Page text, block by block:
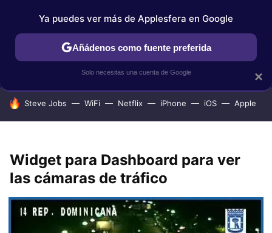
IPHONE TUTORIALES APPLESFERA SELECCIÓN
HOY SE HABLA DE
Steve Jobs WiFi Netflix iPhone iOS Apple
Widget para Dashboard para ver
las cámaras de tráfico
×
Ya puedes ver más de Applesfera en Google
Añádenos como fuente preferida
Solo necesitas una cuenta de Google